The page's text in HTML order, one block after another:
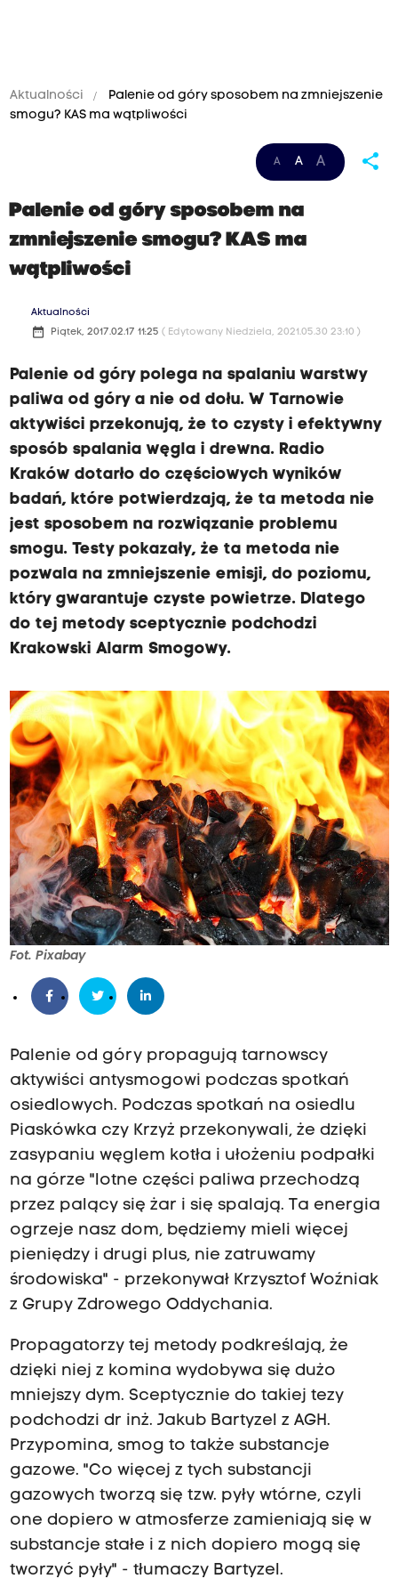
Aktualności
Palenie od góry sposobem na zmniejszenie
smogu? KAS ma wątpliwości
A A A share
Palenie od góry sposobem na
zmniejszenie smogu? KAS ma
wątpliwości
Aktualności
date_range Piątek, 2017.02.17 11:25 ( Edytowany Niedziela, 2021.05.30 23:10 )
Palenie od góry polega na spalaniu warstwy
paliwa od góry a nie od dołu. W Tarnowie
aktywiści przekonują, że to czysty i efektywny
sposób spalania węgla i drewna. Radio
Kraków dotarło do częściowych wyników
badań, które potwierdzają, że ta metoda nie
jest sposobem na rozwiązanie problemu
smogu. Testy pokazały, że ta metoda nie
pozwala na zmniejszenie emisji, do poziomu,
który gwarantuje czyste powietrze. Dlatego
do tej metody sceptycznie podchodzi
Krakowski Alarm Smogowy.
Fot. Pixabay
Palenie od góry propagują tarnowscy
aktywiści antysmogowi podczas spotkań
osiedlowych. Podczas spotkań na osiedlu
Piaskówka czy Krzyż przekonywali, że dzięki
zasypaniu węglem kotła i ułożeniu podpałki
na górze "lotne części paliwa przechodzą
przez palący się żar i się spalają. Ta energia
ogrzeje nasz dom, będziemy mieli więcej
pieniędzy i drugi plus, nie zatruwamy
środowiska" - przekonywał Krzysztof Woźniak
z Grupy Zdrowego Oddychania.
Propagatorzy tej metody podkreślają, że
dzięki niej z komina wydobywa się dużo
mniejszy dym. Sceptycznie do takiej tezy
podchodzi dr inż. Jakub Bartyzel z AGH.
Przypomina, smog to także substancje
gazowe. "Co więcej z tych substancji
gazowych tworzą się tzw. pyły wtórne, czyli
one dopiero w atmosferze zamieniają się w
substancje stałe i z nich dopiero mogą się
tworzyć pyły" - tłumaczy Bartyzel.